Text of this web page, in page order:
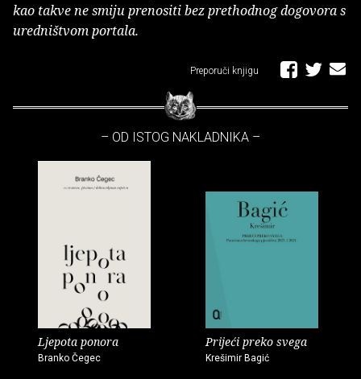
kao takve ne smiju prenositi bez prethodnog dogovora s
uredništvom portala.
Preporuči knjigu
– OD ISTOG NAKLADNIKA –
Ljepota ponora
Branko Čegec
Prijeći preko svega
Krešimir Bagić